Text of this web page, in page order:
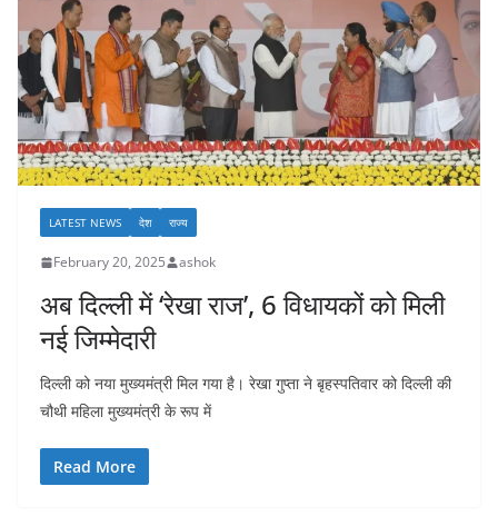
LATEST NEWS देश राज्य
February 20, 2025 ashok
अब दिल्ली में ‘रेखा राज’, 6 विधायकों को मिली
नई जिम्मेदारी
दिल्ली को नया मुख्यमंत्री मिल गया है। रेखा गुप्ता ने बृहस्पतिवार को दिल्ली की
चौथी महिला मुख्यमंत्री के रूप में
Read More